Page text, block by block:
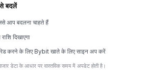
बदलें
आप बदलना चाहते हैं
दिखाएगा
करने के लिए Bybit खाते के लिए साइन अप करें
डेटा के आधार पर वास्तविक समय में अपडेट होती है।